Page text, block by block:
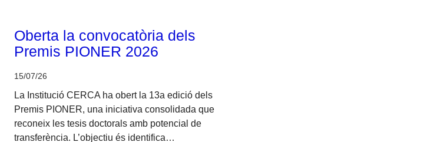
Oberta la convocatòria dels
Premis PIONER 2026
15/07/26
La Institució CERCA ha obert la 13a edició dels
Premis PIONER, una iniciativa consolidada que
reconeix les tesis doctorals amb potencial de
transferència. L’objectiu és identifica…